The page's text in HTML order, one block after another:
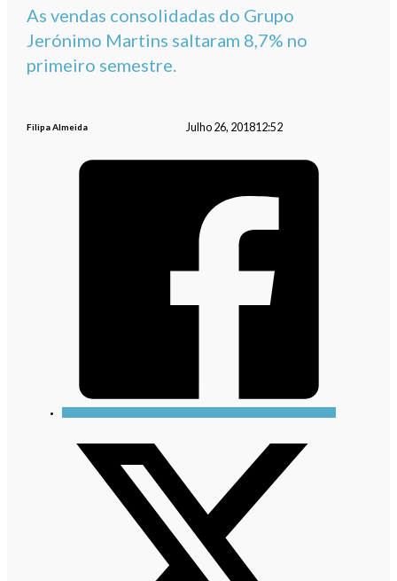
As vendas consolidadas do Grupo
Jerónimo Martins saltaram 8,7% no
primeiro semestre.
Filipa Almeida Julho 26, 201812:52